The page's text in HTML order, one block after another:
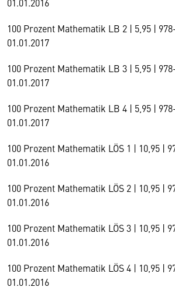
100 Prozent Mathematik LB 2 | 5,95 |
01.01.2017
100 Prozent Mathematik LB 3 | 5,95 |
01.01.2017
100 Prozent Mathematik LB 4 | 5,95 |
01.01.2017
100 Prozent Mathematik LÖS 1 | 10,95 |
01.01.2016
100 Prozent Mathematik LÖS 2 | 10,95 |
01.01.2016
100 Prozent Mathematik LÖS 3 | 10,95 |
01.01.2016
100 Prozent Mathematik LÖS 4 | 10,95 |
01.01.2016